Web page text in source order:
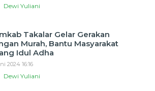
Dewi Yuliani
Takalar Gelar Gerakan
Murah, Bantu Masyarakat
Idul Adha
2024 16:16
Dewi Yuliani